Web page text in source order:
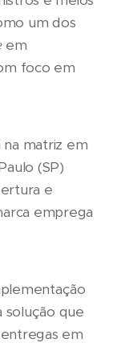
um dos
em
foco em
na matriz em
(SP)
e
emprega
solução que
em